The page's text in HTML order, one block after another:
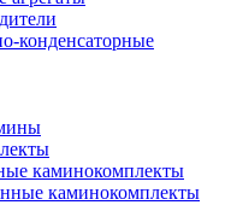
конденсаторные
каминокомплекты
каминокомплекты